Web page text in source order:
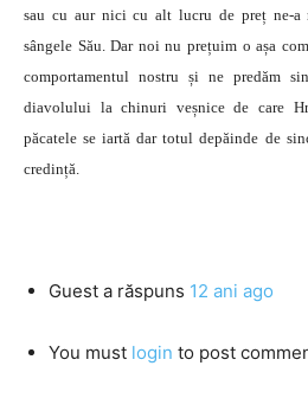
sau cu aur nici cu alt lucru de preț ne-a
sângele Său. Dar noi nu prețuim o așa
comportamentul nostru și ne predăm
diavolului la chinuri veșnice de care
păcatele se iartă dar totul depăinde de
credință.
Guest a răspuns 12 ani ago
You must login to post